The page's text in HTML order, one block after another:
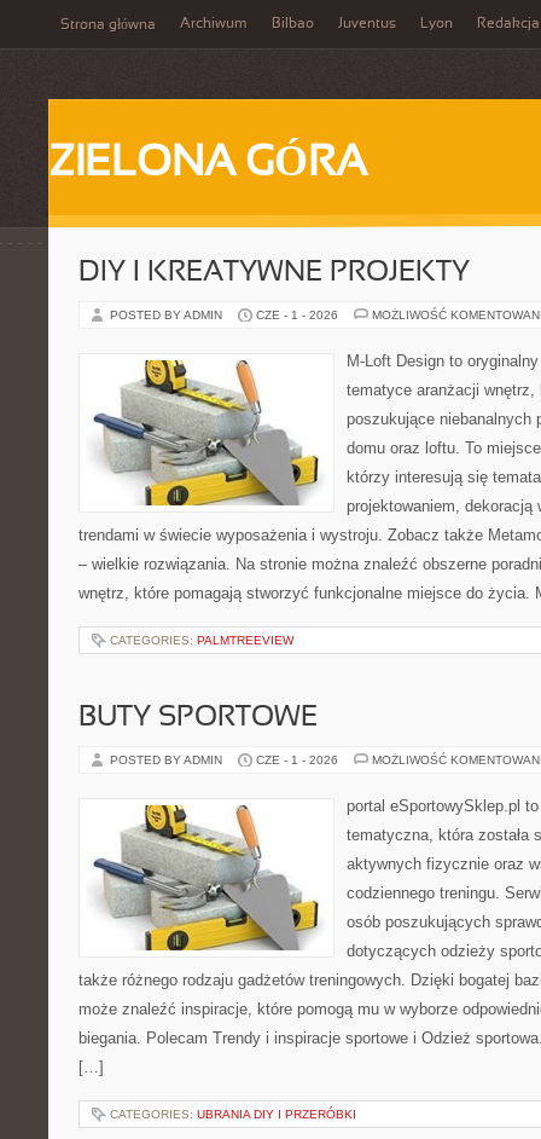
Strona główna Archiwum Bilbao Juventus Lyon Redakcja
ZIELONA GÓRA
DIY I KREATYWNE PROJEKTY
POSTED BY ADMIN CZE - 1 - 2026 MOŻLIWOŚĆ
M-Loft Design to
tematyce aranżacji
poszukujące niebanalnych
domu oraz loftu. To
którzy interesują się
projektowaniem, dekoracją
trendami w świecie wyposażenia i wystroju. Zobacz także
– wielkie rozwiązania. Na stronie można znaleźć obszerne
wnętrz, które pomagają stworzyć funkcjonalne miejsce do
CATEGORIES: PALMTREEVIEW
BUTY SPORTOWE
POSTED BY ADMIN CZE - 1 - 2026 MOŻLIWOŚĆ
portal eSportowySklep.pl
tematyczna, która została
aktywnych fizycznie oraz
codziennego treningu.
osób poszukujących
dotyczących odzieży
także różnego rodzaju gadżetów treningowych. Dzięki bogatej
może znaleźć inspiracje, które pomogą mu w wyborze
biegania. Polecam Trendy i inspiracje sportowe i Odzież
[…]
CATEGORIES: UBRANIA DIY I PRZERÓBKI